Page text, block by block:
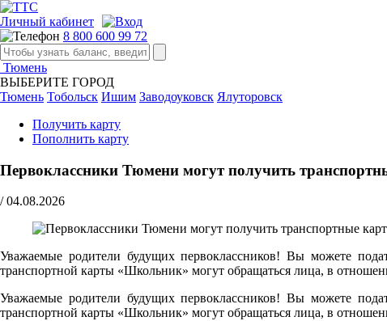
Личный кабинет
8 800 600 99 72
Тюмень
ВЫБЕРИТЕ ГОРОД
Тюмень Тобольск Ишим Заводоуковск Ялуторовск
Получить карту
Пополнить карту
Первоклассники Тюмени могут получить
/ 04.08.2026
Уважаемые родители будущих первоклассников! Вы можете
транспортной карты «Школьник» могут обращаться лица, в
Уважаемые родители будущих первоклассников! Вы можете
транспортной карты «Школьник» могут обращаться лица, в